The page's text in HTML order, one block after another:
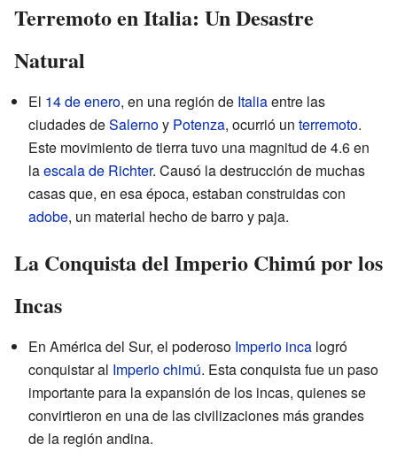
Terremoto en Italia: Un Desastre
Natural
El 14 de enero, en una región de Italiaentre las
ciudades deSalernoy Potenza, ocurrió un terremoto.
Este movimiento de tierra tuvo una magnitud de 4.6 en
laescala de Richter. Causó la destrucción de muchas
casas que, en esa época, estaban construidas con
adobe, un material hecho de barro y paja.
La Conquista del Imperio Chimú por los
Incas
En América del Sur, el poderoso Imperio inca logró
conquistar al Imperio chimú. Esta conquista fue un paso
importante para la expansión de los incas, quienes se
convirtieron en una de las civilizaciones más grandes
de la región andina.